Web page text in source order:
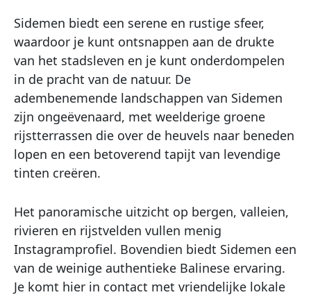
Sidemen biedt een serene en rustige sfeer,
waardoor je kunt ontsnappen aan de drukte
van het stadsleven en je kunt onderdompelen
in de pracht van de natuur. De
adembenemende landschappen van Sidemen
zijn ongeëvenaard, met weelderige groene
rijstterrassen die over de heuvels naar beneden
lopen en een betoverend tapijt van levendige
tinten creëren.
Het panoramische uitzicht op bergen, valleien,
rivieren en rijstvelden vullen menig
Instagramprofiel. Bovendien biedt Sidemen een
van de weinige authentieke Balinese ervaring.
Je komt hier in contact met vriendelijke lokale